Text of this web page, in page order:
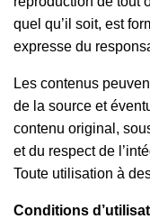
quel qu’il soit, est
expresse du
Les contenus
de la source et
contenu original,
et du respect de
Toute utilisation à
Conditions